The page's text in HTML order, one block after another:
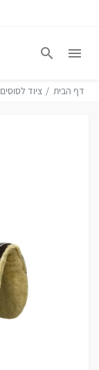
דף הבית ציוד לסוסים